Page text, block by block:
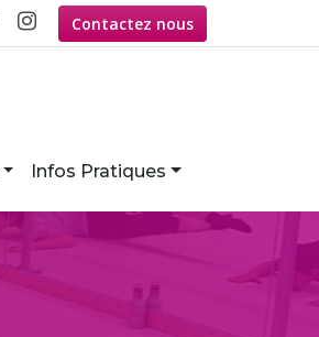
Contactez nous
Infos Pratiques